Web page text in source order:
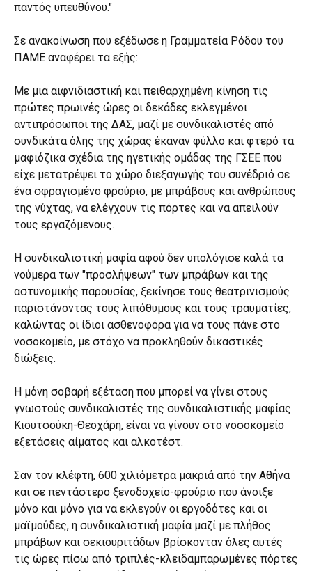
παντός υπευθύνου."
Σε ανακοίνωση που εξέδωσε η Γραμματεία Ρόδου του
ΠΑΜΕ αναφέρει τα εξής:
Με μια αιφνιδιαστική και πειθαρχημένη κίνηση τις
πρώτες πρωινές ώρες οι δεκάδες εκλεγμένοι
αντιπρόσωποι της ΔΑΣ, μαζί με συνδικαλιστές από
συνδικάτα όλης της χώρας έκαναν φύλλο και φτερό τα
μαφιόζικα σχέδια της ηγετικής ομάδας της ΓΣΕΕ που
είχε μετατρέψει το χώρο διεξαγωγής του συνέδριό σε
ένα σφραγισμένο φρούριο, με μπράβους και ανθρώπους
της νύχτας, να ελέγχουν τις πόρτες και να απειλούν
τους εργαζόμενους.
Η συνδικαλιστική μαφία αφού δεν υπολόγισε καλά τα
νούμερα των "προσλήψεων" των μπράβων και της
αστυνομικής παρουσίας, ξεκίνησε τους θεατρινισμούς
παριστάνοντας τους λιπόθυμους και τους τραυματίες,
καλώντας οι ίδιοι ασθενοφόρα για να τους πάνε στο
νοσοκομείο, με στόχο να προκληθούν δικαστικές
διώξεις.
Η μόνη σοβαρή εξέταση που μπορεί να γίνει στους
γνωστούς συνδικαλιστές της συνδικαλιστικής μαφίας
Κιουτσούκη-Θεοχάρη, είναι να γίνουν στο νοσοκομείο
εξετάσεις αίματος και αλκοτέστ.
Σαν τον κλέφτη, 600 χιλιόμετρα μακριά από την Αθήνα
και σε πεντάστερο ξενοδοχείο-φρούριο που άνοιξε
μόνο και μόνο για να εκλεγούν οι εργοδότες και οι
μαϊμούδες, η συνδικαλιστική μαφία μαζί με πλήθος
μπράβων και σεκιουριτάδων βρίσκονταν όλες αυτές
τις ώρες πίσω από τριπλές-κλειδαμπαρωμένες πόρτες